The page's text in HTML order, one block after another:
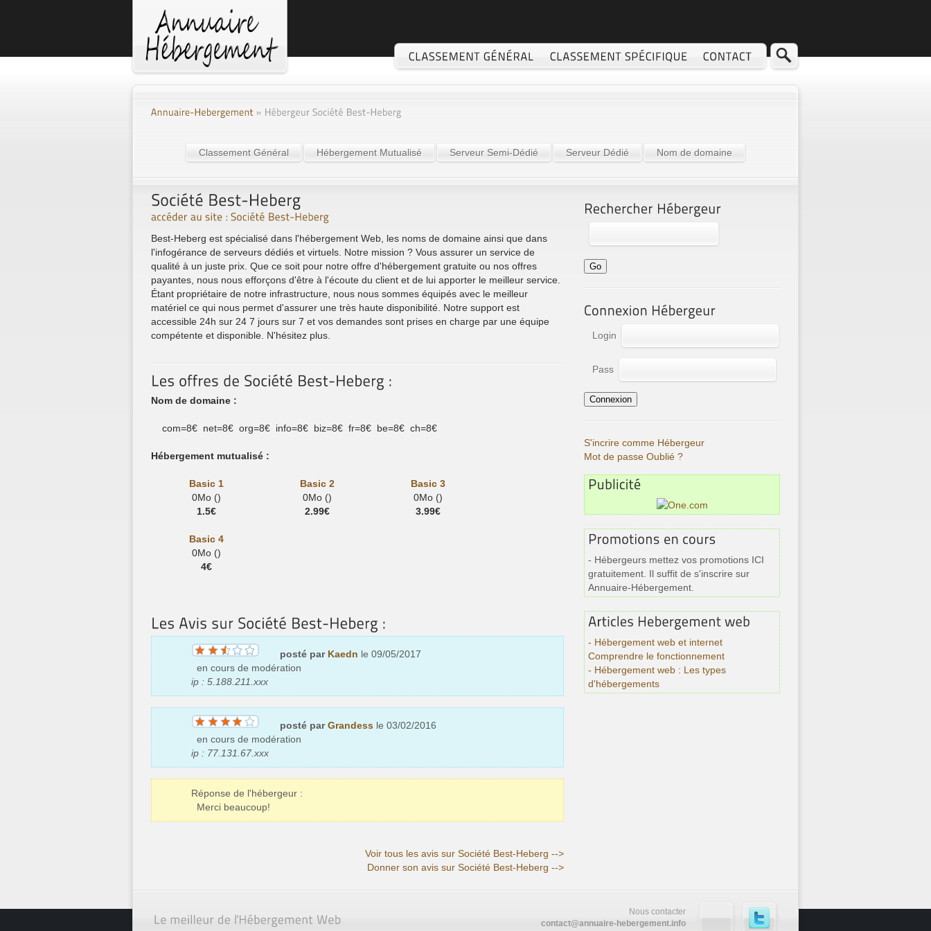
Classement Général Hébergement Mutualisé Serveur Semi-Dédié Serveur Dédié Nom de domaine
Best-Heberg est spécialisé dans l'hébergement Web, les noms de domaine ainsi que dans
l'infogérance de serveurs dédiés et virtuels. Notre mission ? Vous assurer un service de
qualité à un juste prix. Que ce soit pour notre offre d'hébergement gratuite ou nos offres
payantes, nous nous efforçons d'être à l'écoute du client et de lui apporter le meilleur service.
Étant propriétaire de notre infrastructure, nous nous sommes équipés avec le meilleur
matériel ce qui nous permet d'assurer une très haute disponibilité. Notre support est
accessible 24h sur 24 7 jours sur 7 et vos demandes sont prises en charge par une équipe
compétente et disponible. N'hésitez plus.
Nom de domaine :
com=8€ net=8€ org=8€ info=8€ biz=8€ fr=8€ be=8€ ch=8€
Hébergement mutualisé :
Basic 1
0Mo ()
1.5€
Basic 2
0Mo ()
2.99€
Basic 3
0Mo ()
3.99€
Basic 4
0Mo ()
4€
posté par Kaedn le 09/05/2017
en cours de modération
ip : 5.188.211.xxx
posté parGrandess le 03/02/2016
en cours de modération
ip : 77.131.67.xxx
Réponse de l'hébergeur :
Merci beaucoup!
Voir tous les avis sur Société Best-Heberg -->
Donner son avis sur Société Best-Heberg -->
Login
Pass
S'incrire comme Hébergeur
Mot de passe Oublié ?
- Hébergeurs mettez vos promotions ICI
gratuitement. Il suffit de s'inscrire sur
Annuaire-Hébergement.
- Hébergement web et internet
Comprendre le fonctionnement
- Hébergement web : Les types
d'hébergements
Nous contacter
contact@annuaire-hebergement.info